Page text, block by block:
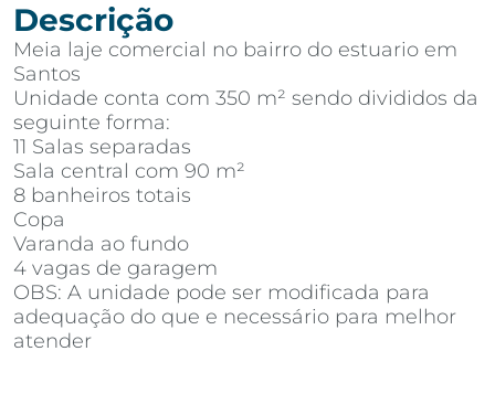
Descrição
Meia laje comercial no bairro do estuario em
Santos
Unidade conta com 350 m² sendo divididos da
seguinte forma:
11 Salas separadas
Sala central com 90 m²
8 banheiros totais
Copa
Varanda ao fundo
4 vagas de garagem
OBS: A unidade pode ser modificada para
adequação do que e necessário para melhor
atender